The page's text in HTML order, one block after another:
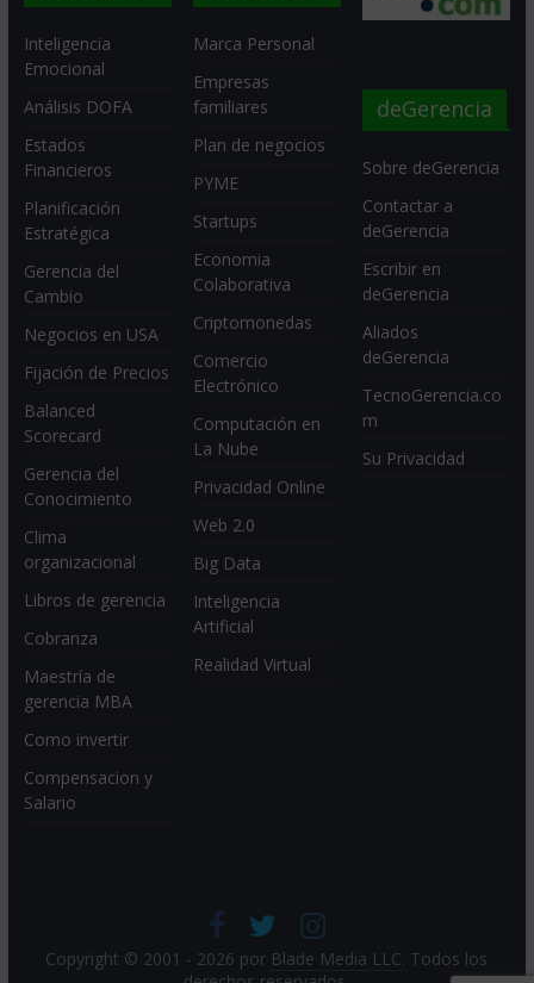
Inteligencia
Emocional
Análisis DOFA
Estados
Financieros
Planificación
Estratégica
Gerencia del
Cambio
Negocios en USA
Fijación de Precios
Balanced
Scorecard
Gerencia del
Conocimiento
Clima
organizacional
Libros de gerencia
Cobranza
Maestría de
gerencia MBA
Como invertir
Compensacion y
Salario
Marca Personal
Empresas
familiares
Plan de negocios
PYME
Startups
Economia
Colaborativa
Criptomonedas
Comercio
Electrónico
Computación en
La Nube
Privacidad Online
Web 2.0
Big Data
Inteligencia
Artificial
Realidad Virtual
deGerencia
Sobre deGerencia
Contactar a
deGerencia
Escribir en
deGerencia
Aliados
deGerencia
TecnoGerencia.co
m
Su Privacidad
Copyright © 2001 - 2026 por Blade Media LLC. Todos los